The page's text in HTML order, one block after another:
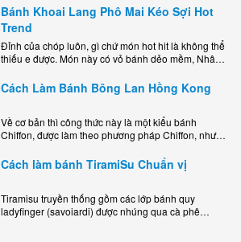
Bánh Khoai Lang Phô Mai Kéo Sợi Hot
Trend
Đỉnh của chóp luôn, gì chứ món hot hit là không thể
thiếu e được. Món này có vỏ bánh dẻo mềm, Nhân
Cách Làm Bánh Bông Lan Hồng Kong
Về cơ bản thì công thức này là một kiểu bánh
Chiffon, được làm theo phương pháp Chiffon, nhưng
ngon, làm..
Cách làm bánh TiramiSu Chuẩn vị
Tiramisu truyền thống gồm các lớp bánh quy
ladyfinger (savoiardi) được nhúng qua cà phê